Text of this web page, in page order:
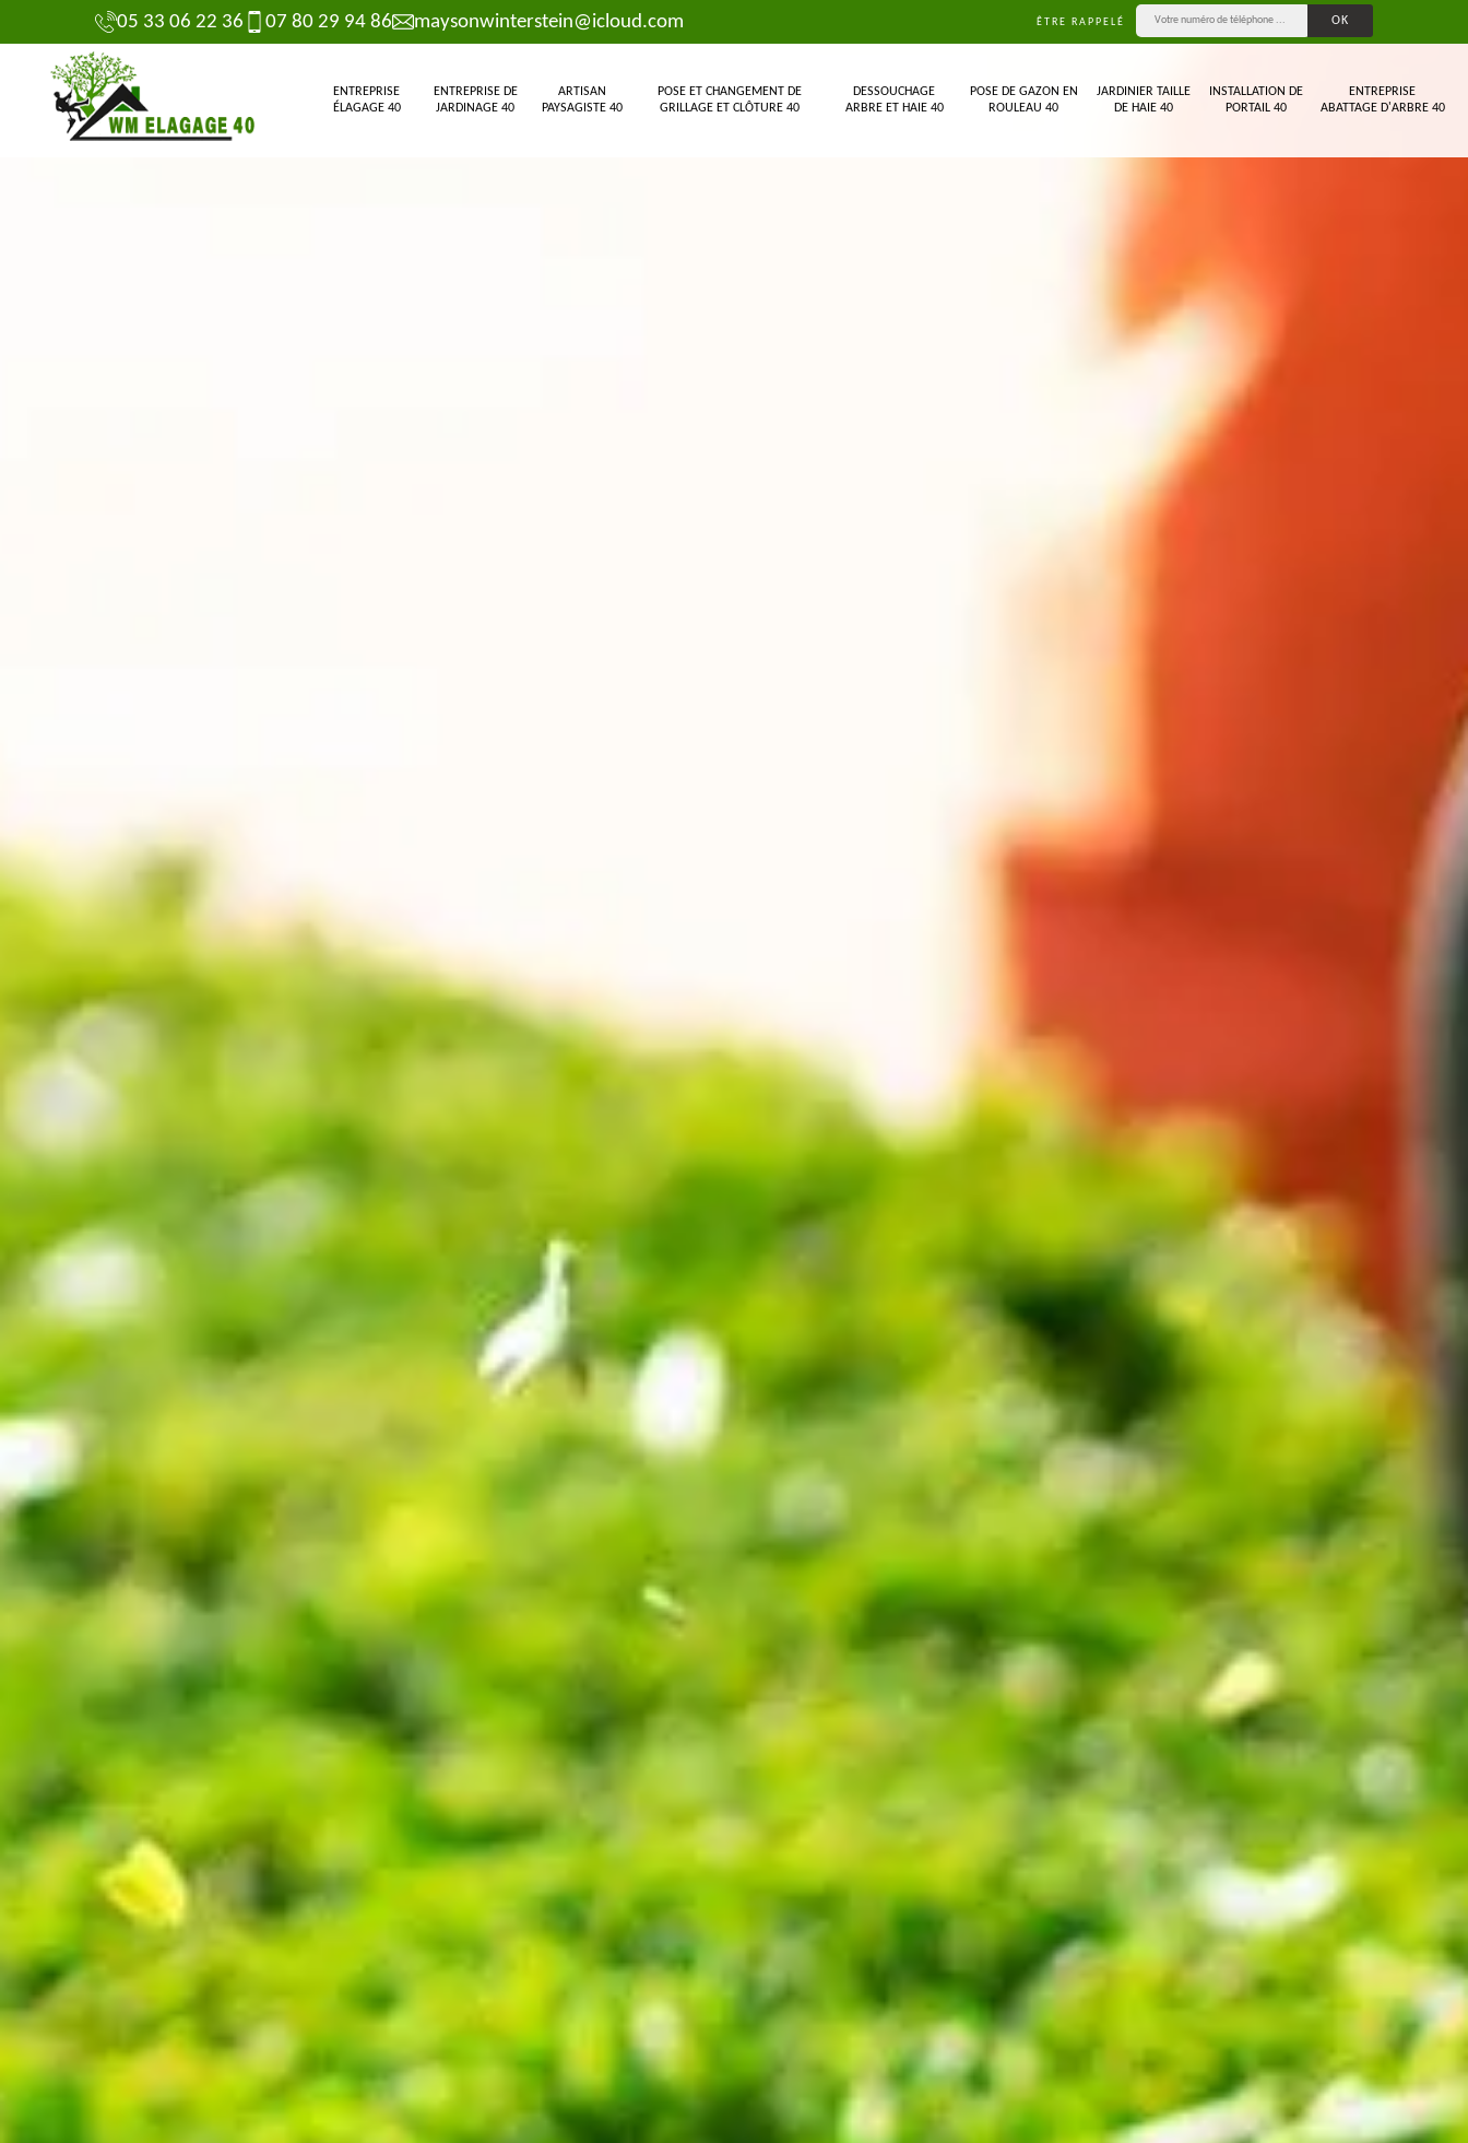
05 33 06 22 36 07 80 29 94 86 maysonwinterstein@icloud.com ÊTRE RAPPELÉ
ENTREPRISE
ÉLAGAGE 40
ENTREPRISE DE
JARDINAGE 40
ARTISAN
PAYSAGISTE 40
POSE ET CHANGEMENT DE
GRILLAGE ET CLÔTURE 40
DESSOUCHAGE
ARBRE ET HAIE 40
POSE DE GAZON EN
ROULEAU 40
JARDINIER TAILLE
DE HAIE 40
INSTALLATION DE
PORTAIL 40
ENTREPRISE
ABATTAGE D'ARBRE 40